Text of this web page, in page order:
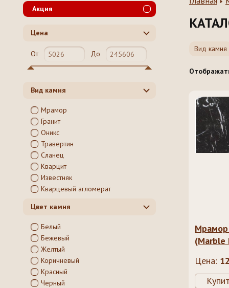
Вид камня
Мрамор
(Marble
Цена:
Акция
Цена
От До
Вид камня
Мрамор
Гранит
Оникс
Травертин
Сланец
Кварцит
Известняк
Кварцевый агломерат
Цвет камня
Белый
Бежевый
Желтый
Коричневый
Красный
Черный